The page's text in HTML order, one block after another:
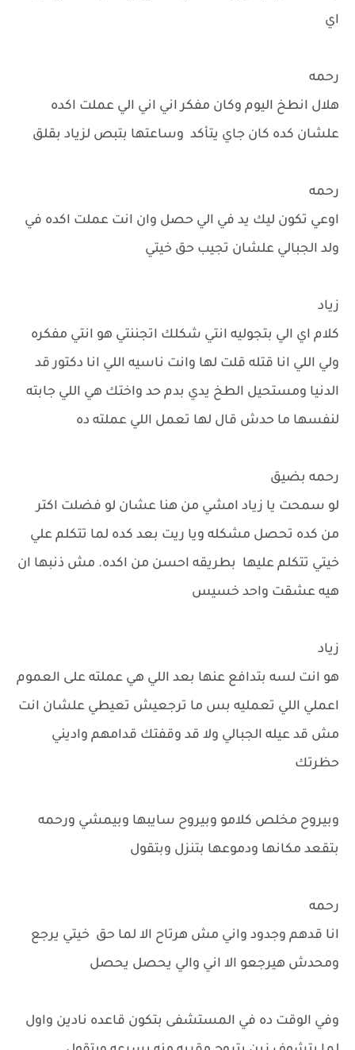
اي
رحمه
هلال انطخ اليوم وكان مفكر اني اني الي عملت اكده
علشان كده كان جاي يتأكد وساعتها بتبص لزياد بقلق
رحمه
اوعي تكون ليك يد في الي حصل وان انت عملت اكده في
ولد الجبالي علشان تجيب حق خيتي
زياد
كلام اي الي بتجوليه انتي شكلك اتجننتي هو انتي مفكره
ولي اللي انا قتله قلت لها وانت ناسيه اللي انا دكتور قد
الدنيا ومستحيل الطخ يدي بدم حد واختك هي اللي جابته
لنفسها ما حدش قال لها تعمل اللي عملته ده
رحمه بضيق
لو سمحت يا زياد امشي من هنا عشان لو فضلت اكتر
من كده تحصل مشكله ويا ريت بعد كده لما تتكلم علي
خيتي تتكلم عليها بطريقه احسن من اكده. مش ذنبها ان
هيه عشقت واحد خسيس
زياد
هو انت لسه بتدافع عنها بعد اللي هي عملته على العموم
اعملي اللي تعمليه بس ما ترجعيش تعيطي علشان انت
مش قد عيله الجبالي ولا قد وقفتك قدامهم واديني
حظرتك
وبيروح مخلص كلامو وبيروح سايبها وبيمشي ورحمه
بتقعد مكانها ودموعها بتنزل وبتقول
رحمه
انا قدهم وجدود واني مش هرتاح الا لما حق خيتي يرجع
ومحدش هيرجعو الا اني والي يحصل يحصل
وفي الوقت ده في المستشفى بتكون قاعده نادين واول